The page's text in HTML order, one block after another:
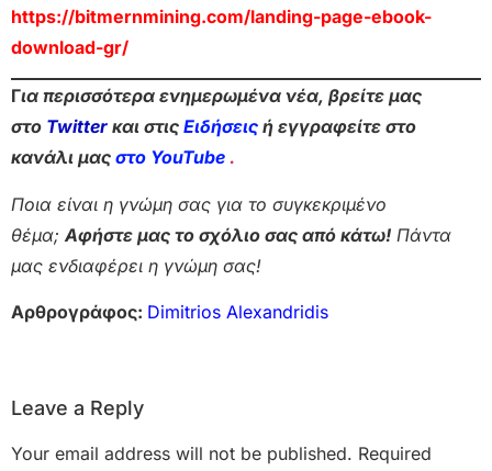
https://bitmernmining.com/landing-page-ebook-
download-gr/
Για περισσότερα ενημερωμένα νέα, βρείτε μας
στο Twitter και στις Ειδήσεις ή εγγραφείτε στο
κανάλι μας στο YouTube .
Ποια είναι η γνώμη σας για το συγκεκριμένο
θέμα; Αφήστε μας το σχόλιο σας από κάτω! Πάντα
μας ενδιαφέρει η γνώμη σας!
Αρθρογράφος: Dimitrios Alexandridis
Leave a Reply
Your email address will not be published. Required